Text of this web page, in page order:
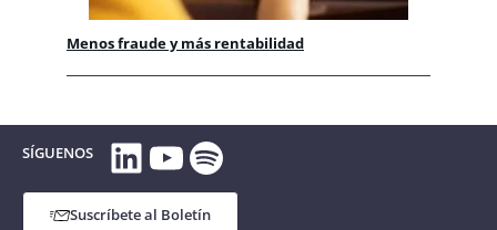
Menos fraude y más rentabilidad
SÍGUENOS LinkedIn
YouTube
Spotify
Suscríbete al Boletín